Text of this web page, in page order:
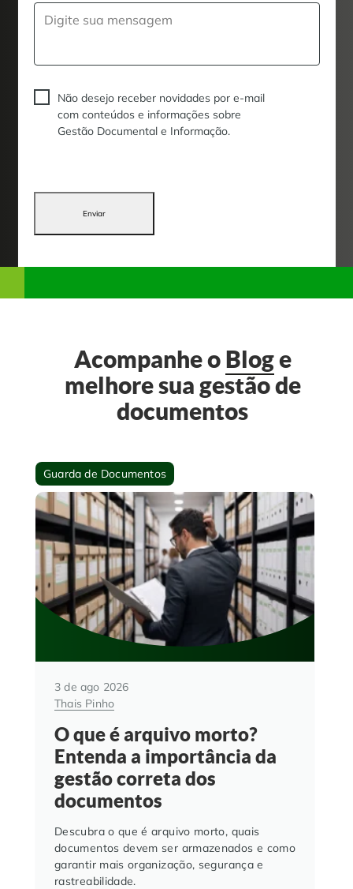
Não desejo receber novidades por e-mail
com conteúdos e informações sobre
Gestão Documental e Informação.
Enviar
Acompanhe o Bloge
melhore sua gestão de
documentos
Guarda de Documentos
3 de ago 2026
Thais Pinho
O que é arquivo morto?
Entenda a importância da
gestão correta dos
documentos
Descubra o que é arquivo morto, quais
documentos devem ser armazenados e como
garantir mais organização, segurança e
rastreabilidade.